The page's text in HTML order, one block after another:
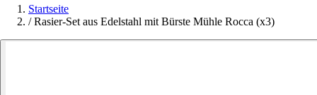
Startseite
/ Rasier-Set aus Edelstahl mit Bürste Mühle Rocca (x3)